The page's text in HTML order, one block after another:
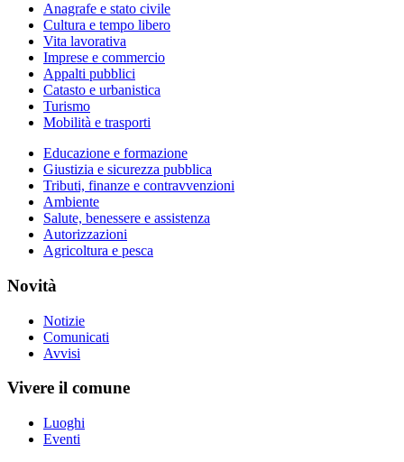
Anagrafe e stato civile
Cultura e tempo libero
Vita lavorativa
Imprese e commercio
Appalti pubblici
Catasto e urbanistica
Turismo
Mobilità e trasporti
Educazione e formazione
Giustizia e sicurezza pubblica
Tributi, finanze e contravvenzioni
Ambiente
Salute, benessere e assistenza
Autorizzazioni
Agricoltura e pesca
Novità
Notizie
Comunicati
Avvisi
Vivere il comune
Luoghi
Eventi